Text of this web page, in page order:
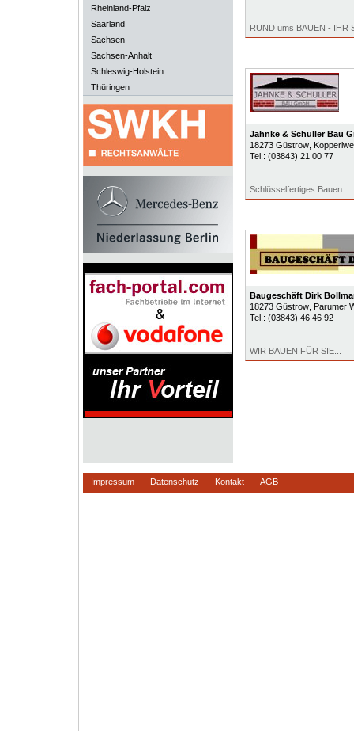
Rheinland-Pfalz
Saarland
Sachsen
Sachsen-Anhalt
Schleswig-Holstein
Thüringen
RUND ums BAUEN - IHR
Jahnke & Schuller Bau
18273 Güstrow,
Tel.: (03843) 21 00 77
Schlüsselfertiges Bauen
Baugeschäft Dirk
18273 Güstrow, Parumer
Tel.: (03843) 46 46 92
WIR BAUEN FÜR SIE...
Impressum Datenschutz Kontakt AGB